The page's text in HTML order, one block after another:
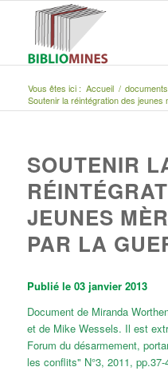
Vous êtes ici : Accueil / documents
Soutenir la réintégration des
SOUTENIR
JEUNES
PAR LA
Publié le 03 janvier 2013
Document de Miranda
et de Mike Wessels. Il est
Forum du désarmement,
les conflits" N°3, 2011, pp.37-